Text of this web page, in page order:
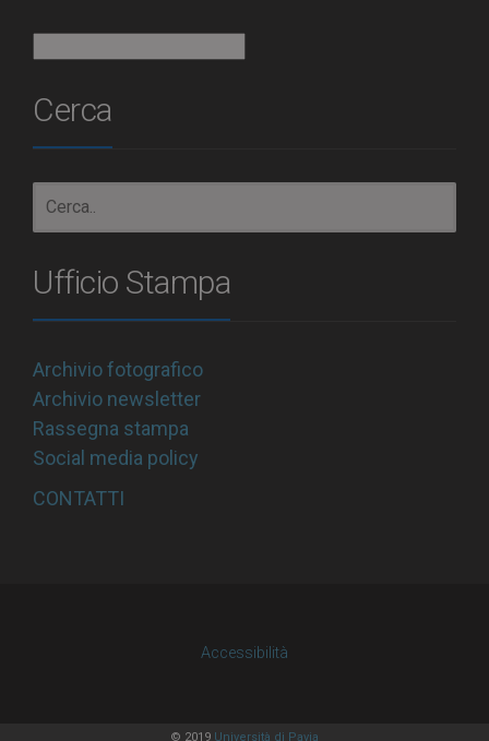
Cerca
Ufficio Stampa
Archivio fotografico
Archivio newsletter
Rassegna stampa
Social media policy
CONTATTI
Accessibilità
© 2019 Università di Pavia